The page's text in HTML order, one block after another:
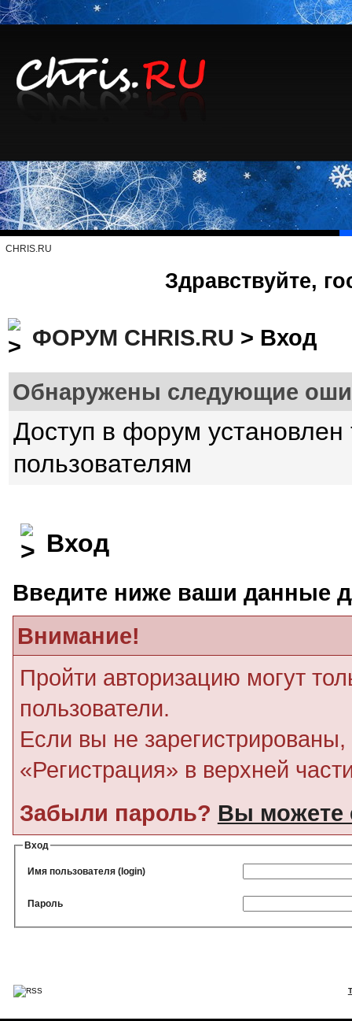
CHRIS.RU
Здравствуйте,
ФОРУМ CHRIS.RU > Вход
Обнаружены следующие
Доступ в форум
пользователям
Вход
Введите ниже ваши данные
Внимание!
Пройти авторизацию могут
пользователи.
Если вы не
«Регистрация» в верхней
Забыли пароль? Вы можете
Вход
Имя пользователя (login)
Пароль